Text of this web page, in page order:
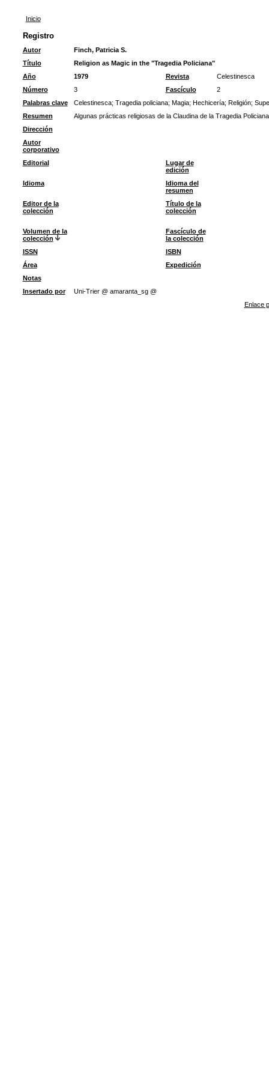
Inicio
Registro
Autor
Finch, Patricia S.
Título
Religion as Magic in the "Tragedia Policiana"
Año
1979 Revista
Celestinesca
Número
3 Fascículo
2
Palabras clave
Celestinesca; Tragedia policiana; Magia; Hechicería; Religión;
Resumen
Algunas prácticas religiosas de la Claudina de la Tragedia
Dirección
Autor
corporativo
Editorial
Lugar de
edición
Idioma
Idioma del
resumen
Editor de la
colección
Título de la
colección
Volumen de la
colección
Fascículo de
la colección
ISSN
ISBN
Área
Expedición
Notas
Insertado por
Uni-Trier @ amaranta_sg @
Enlace